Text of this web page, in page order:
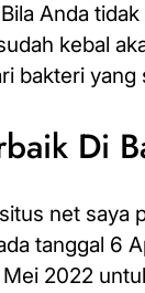
Anda
kebal
bakteri yang
Di
net
tanggal 6
2022